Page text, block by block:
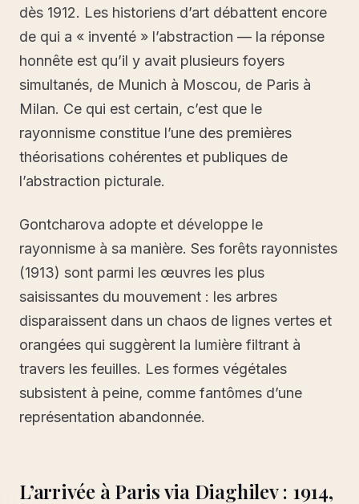
dès 1912. Les historiens d’art débattent encore
de qui a « inventé » l’abstraction — la réponse
honnête est qu’il y avait plusieurs foyers
simultanés, de Munich à Moscou, de Paris à
Milan. Ce qui est certain, c’est que le
rayonnisme constitue l’une des premières
théorisations cohérentes et publiques de
l’abstraction picturale.
Gontcharova adopte et développe le
rayonnisme à sa manière. Ses forêts rayonnistes
(1913) sont parmi les œuvres les plus
saisissantes du mouvement : les arbres
disparaissent dans un chaos de lignes vertes et
orangées qui suggèrent la lumière filtrant à
travers les feuilles. Les formes végétales
subsistent à peine, comme fantômes d’une
représentation abandonnée.
L’arrivée à Paris via Diaghilev : 1914,